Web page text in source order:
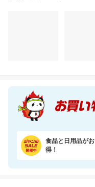
食品と日用品がお
得！